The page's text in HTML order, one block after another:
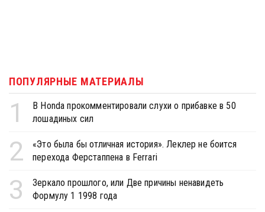
ПОПУЛЯРНЫЕ МАТЕРИАЛЫ
1
В Honda прокомментировали слухи о прибавке в 50
лошадиных сил
2
«Это была бы отличная история». Леклер не боится
перехода Ферстаппена в Ferrari
3
Зеркало прошлого, или Две причины ненавидеть
Формулу 1 1998 года